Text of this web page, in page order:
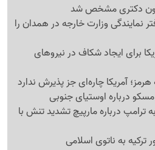
دکتری مشخص شد
وزارت خارجه در همدان را
برای ایجاد شکاف در نیروهای
آمریکا چاره‌ای جز پذیرش ندارد
ترامپ درباره مارپیچ تشدید تنش با
به ناتوی اسلامی